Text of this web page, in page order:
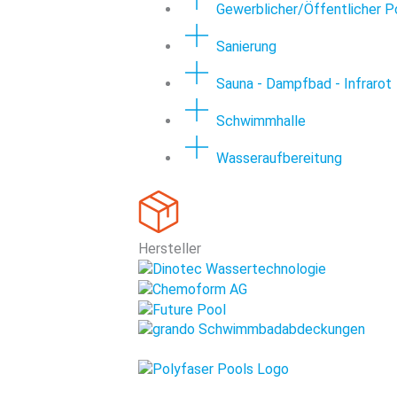
Gewerblicher/Öffentlicher
Sanierung
Sauna - Dampfbad - Infrarot
Schwimmhalle
Wasseraufbereitung
Hersteller